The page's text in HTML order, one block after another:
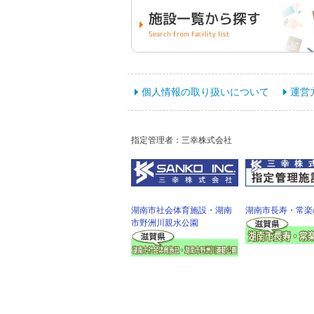
個人情報の取り扱いについて 運営
指定管理者：三幸株式会社